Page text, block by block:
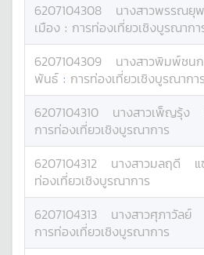
6207104308 นางสาวพรรณยุ
เมือง : การท่องเที่ยวเชิงบูรณากา
6207104309 นางสาวพิมพ์ชนก
พันธ์ : การท่องเที่ยวเชิงบูรณาการ
6207104310 นางสาวเพ็ญรุ้ง
การท่องเที่ยวเชิงบูรณาการ
6207104312 นางสาวมลฤดี
ท่องเที่ยวเชิงบูรณาการ
6207104313 นางสาวศุภาวัลย์
การท่องเที่ยวเชิงบูรณาการ